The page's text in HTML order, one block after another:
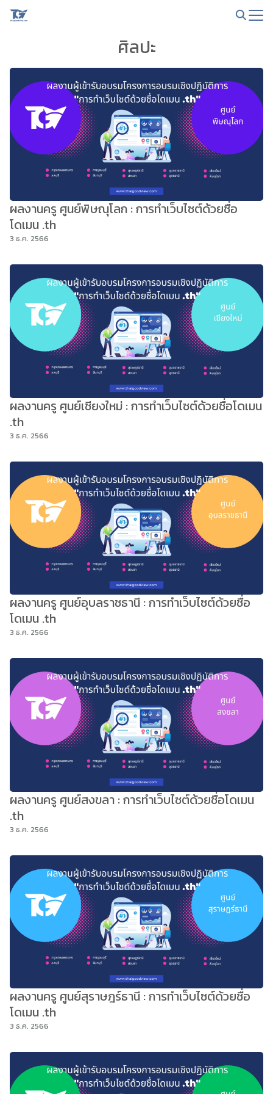
Skip
ศิลปะ
ผลงานครู ศูนย์พิษณุโลก : การทำเว็บไซต์ด้วยชื่อ
โดเมน .th
3 ธ.ค. 2566
ผลงานครู ศูนย์เชียงใหม่ : การทำเว็บไซต์ด้วยชื่อโดเมน
.th
3 ธ.ค. 2566
ผลงานครู ศูนย์อุบลราชธานี : การทำเว็บไซต์ด้วยชื่อ
โดเมน .th
3 ธ.ค. 2566
ผลงานครู ศูนย์สงขลา : การทำเว็บไซต์ด้วยชื่อโดเมน
.th
3 ธ.ค. 2566
ผลงานครู ศูนย์สุราษฎร์ธานี : การทำเว็บไซต์ด้วยชื่อ
โดเมน .th
3 ธ.ค. 2566